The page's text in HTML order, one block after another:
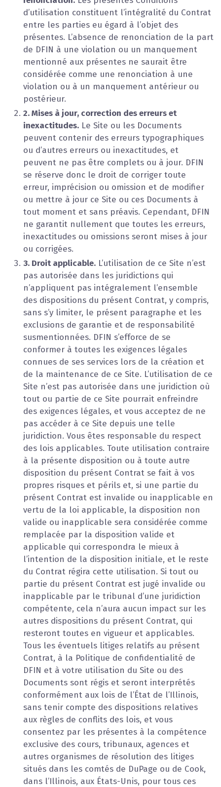
d’utilisation constituent l’intégralité du Contrat
entre les parties eu égard à l’objet des
présentes. L’absence de renonciation de la part
de DFIN à une violation ou un manquement
mentionné aux présentes ne saurait être
considérée comme une renonciation à une
violation ou à un manquement antérieur ou
postérieur.
2. Mises à jour, correction des erreurs et
inexactitudes. Le Site ou les Documents
peuvent contenir des erreurs typographiques
ou d’autres erreurs ou inexactitudes, et
peuvent ne pas être complets ou à jour. DFIN
se réserve donc le droit de corriger toute
erreur, imprécision ou omission et de modifier
ou mettre à jour ce Site ou ces Documents à
tout moment et sans préavis. Cependant, DFIN
ne garantit nullement que toutes les erreurs,
inexactitudes ou omissions seront mises à jour
ou corrigées.
3. Droit applicable. L’utilisation de ce Site n’est
pas autorisée dans les juridictions qui
n’appliquent pas intégralement l’ensemble
des dispositions du présent Contrat, y compris,
sans s’y limiter, le présent paragraphe et les
exclusions de garantie et de responsabilité
susmentionnées. DFIN s’efforce de se
conformer à toutes les exigences légales
connues de ses services lors de la création et
de la maintenance de ce Site. L’utilisation de ce
Site n’est pas autorisée dans une juridiction où
tout ou partie de ce Site pourrait enfreindre
des exigences légales, et vous acceptez de ne
pas accéder à ce Site depuis une telle
juridiction. Vous êtes responsable du respect
des lois applicables. Toute utilisation contraire
à la présente disposition ou à toute autre
disposition du présent Contrat se fait à vos
propres risques et périls et, si une partie du
présent Contrat est invalide ou inapplicable en
vertu de la loi applicable, la disposition non
valide ou inapplicable sera considérée comme
remplacée par la disposition valide et
applicable qui correspondra le mieux à
l’intention de la disposition initiale, et le reste
du Contrat régira cette utilisation. Si tout ou
partie du présent Contrat est jugé invalide ou
inapplicable par le tribunal d’une juridiction
compétente, cela n’aura aucun impact sur les
autres dispositions du présent Contrat, qui
resteront toutes en vigueur et applicables.
Tous les éventuels litiges relatifs au présent
Contrat, à la Politique de confidentialité de
DFIN et à votre utilisation du Site ou des
Documents sont régis et seront interprétés
conformément aux lois de l’État de l’Illinois,
sans tenir compte des dispositions relatives
aux règles de conflits des lois, et vous
consentez par les présentes à la compétence
exclusive des cours, tribunaux, agences et
autres organismes de résolution des litiges
situés dans les comtés de DuPage ou de Cook,
dans l’Illinois, aux États-Unis, pour tous ces